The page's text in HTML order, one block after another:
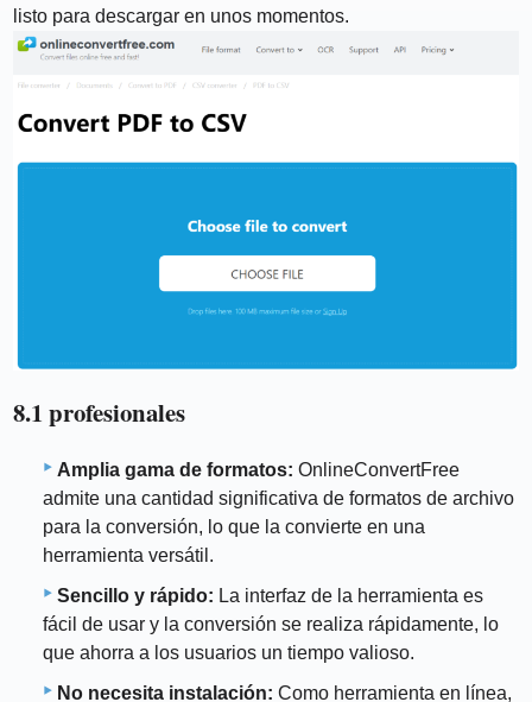
listo para descargar en unos momentos.
8.1 profesionales
Amplia gama de formatos: OnlineConvertFree
admite una cantidad significativa de formatos de archivo
para la conversión, lo que la convierte en una
herramienta versátil.
Sencillo y rápido: La interfaz de la herramienta es
fácil de usar y la conversión se realiza rápidamente, lo
que ahorra a los usuarios un tiempo valioso.
No necesita instalación: Como herramienta en línea,